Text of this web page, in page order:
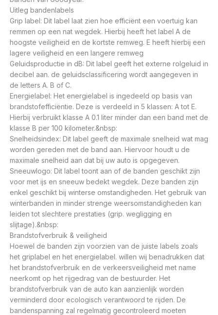
Uitleg bandenlabels
Grip label: Dit label laat zien hoe efficiënt een voertuig kan
remmen op een nat wegdek. Hierbij heeft het label A de
hoogste veiligheid en de kortste remweg. E heeft hierbij een
lagere veiligheid en een langere remweg
Geluidsproductie in dB: Dit label geeft het externe rolgeluid in
decibel aan. de geluidsclassificering wordt aangegeven in
de letters A. B of C.
Energielabel: Het energielabel is ingedeeld op basis van
brandstofefficiëntie. Deze is verdeeld in 5 klassen: A tot E.
Hierbij verbruikt klasse A 0.1 liter minder dan een band met de
klasse B per 100 kilometer.&nbsp:
Snelheidsindex: Dit label geeft de maximale snelheid wat mag
worden gereden met de band aan. Hiervoor houdt u de
maximale snelheid aan dat bij uw auto is opgegeven.
Sneeuwlogo: Dit label toont aan of de banden geschikt zijn
voor met ijs en sneeuw bedekt wegdek. Deze banden zijn
enkel geschikt bij winterse omstandigheden. Het gebruik van
winterbanden in minder strenge weersomstandigheden kan
leiden tot slechtere prestaties (grip. wegligging en
slijtage).&nbsp:
Brandstofverbruik & veiligheid
Hoewel de banden zijn voorzien van de juiste labels zoals
het griplabel en het energielabel. willen wij benadrukken dat
het brandstofverbruik en de verkeersveiligheid met name
neerkomt op het rijgedrag van de bestuurder. Het
brandstofverbruik van de auto kan aanzienlijk worden
verminderd door ecologisch verantwoord te rijden. De
bandenspanning zal regelmatig gecontroleerd moeten